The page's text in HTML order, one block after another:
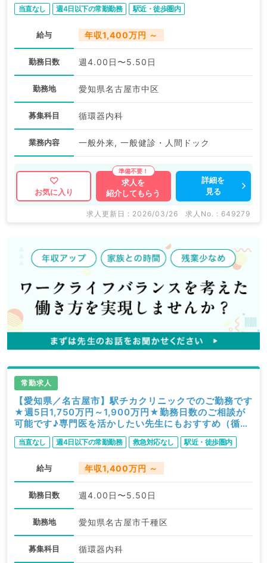
当直なし 週4日以下の常勤勤務 駅近・徒歩圏内
給与 年収1,400万円 ～
勤務日数 週4.00日〜5.50日
勤務地 愛知県名古屋市中区
募集科目 循環器内科
業務内容 一般外来, 一般健診・人間ドック
お気に入り
求人を
紹介してもらう
詳細を
見る
求人更新日 : 2026/03/26 求人No. : 649279
常勤求人
【愛知県／名古屋市】駅チカクリニックでのご勤務です
★週5日1,750万円～1,900万円★勤務日数のご相談が
可能です♪専門医を活かしたい先生にもおすすめ（循環
器内科／常勤）
当直なし 週4日以下の常勤勤務 救急対応なし 駅近・徒歩圏内
給与 年収1,400万円 ～
勤務日数 週4.00日〜5.50日
勤務地 愛知県名古屋市千種区
募集科目 循環器内科